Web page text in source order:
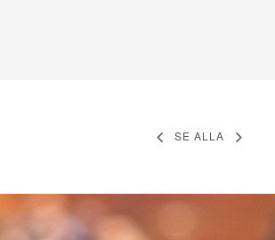
SE ALLA